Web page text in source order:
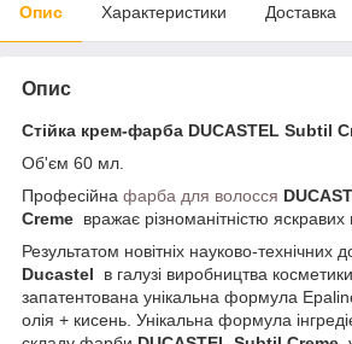
Опис Характеристики Доставка
Опис
Стійка крем-фарба DUCASTEL Subtil
Об'єм 60 мл.
Професійна фарба для волосся
Creme вражає різноманітністю яскравих
Результатом новітніх науково-технічних
Ducastel в галузі виробництва
запатентована унікальна формула
олія + кисень. Унікальна формула